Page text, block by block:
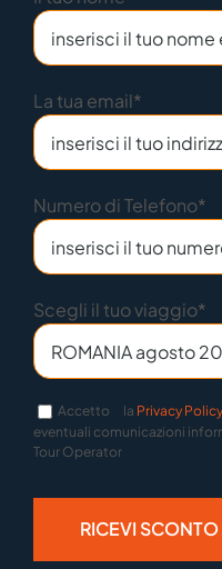
La tua email*
Numero di Telefono*
Scegli il tuo viaggio*
Accetto la Privacy Policy
eventuali comunicazioni
Tour Operator